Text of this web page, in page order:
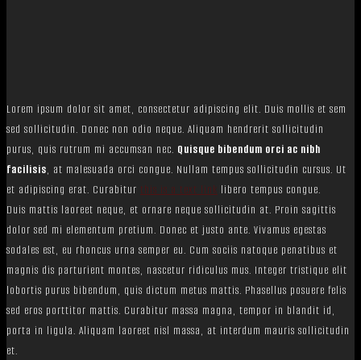
Lorem ipsum dolor sit amet, consectetur adipiscing elit. Duis mollis et sem
sed sollicitudin. Donec non odio neque. Aliquam hendrerit sollicitudin
purus, quis rutrum mi accumsan nec. Quisque bibendum orci ac nibh
facilisis, at malesuada orci congue. Nullam tempus sollicitudin cursus. Ut
et adipiscing erat. Curabitur this is a text link libero tempus congue.
Duis mattis laoreet neque, et ornare neque sollicitudin at. Proin sagittis
dolor sed mi elementum pretium. Donec et justo ante. Vivamus egestas
sodales est, eu rhoncus urna semper eu. Cum sociis natoque penatibus et
magnis dis parturient montes, nascetur ridiculus mus. Integer tristique elit
lobortis purus bibendum, quis dictum metus mattis. Phasellus posuere felis
sed eros porttitor mattis. Curabitur massa magna, tempor in blandit id,
porta in ligula. Aliquam laoreet nisl massa, at interdum mauris sollicitudin
et.